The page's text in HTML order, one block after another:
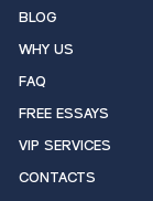
BLOG
WHY US
FAQ
FREE ESSAYS
VIP SERVICES
CONTACTS